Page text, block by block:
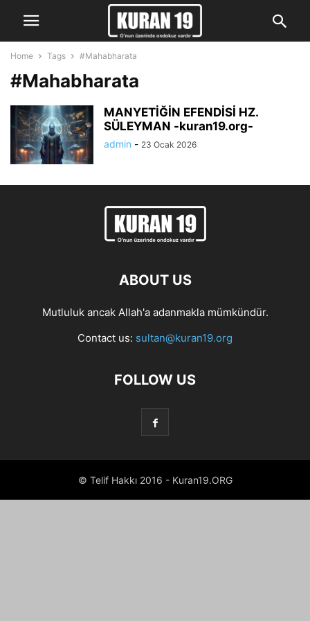
Home Tags #Mahabharata
#Mahabharata
MANYETİĞİN EFENDİSİ HZ.
SÜLEYMAN -kuran19.org-
admin - 23 Ocak 2026
ABOUT US
Mutluluk ancak Allah'a adanmakla mümkündür.
Contact us: sultan@kuran19.org
FOLLOW US
© Telif Hakkı 2016 - Kuran19.ORG